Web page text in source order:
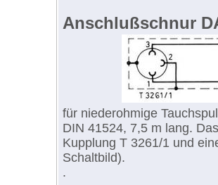
Anschlußschnur
für niederohmige
DIN 41524, 7,5 m lang.
Kupplung T 3261/1 und
Schaltbild).
.